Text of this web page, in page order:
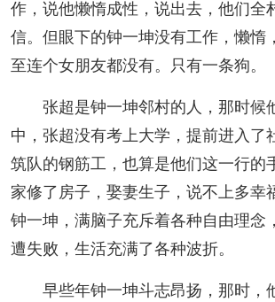
作，说他懒惰成性，说出去，他们全
信。但眼下的钟一坤没有工作，懒惰
至连个女朋友都没有。只有一条狗。
张超是钟一坤邻村的人，那时候
中，张超没有考上大学，提前进入了
筑队的钢筋工，也算是他们这一行的
家修了房子，娶妻生子，说不上多幸
钟一坤，满脑子充斥着各种自由理念
遭失败，生活充满了各种波折。
早些年钟一坤斗志昂扬，那时，